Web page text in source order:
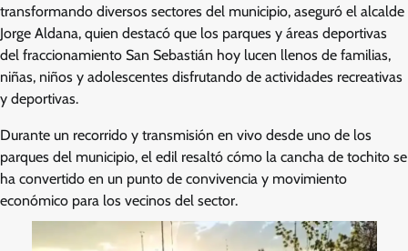
transformando diversos sectores del municipio, aseguró el alcalde
Jorge Aldana, quien destacó que los parques y áreas deportivas
del fraccionamiento San Sebastián hoy lucen llenos de familias,
niñas, niños y adolescentes disfrutando de actividades recreativas
y deportivas.
Durante un recorrido y transmisión en vivo desde uno de los
parques del municipio, el edil resaltó cómo la cancha de tochito se
ha convertido en un punto de convivencia y movimiento
económico para los vecinos del sector.